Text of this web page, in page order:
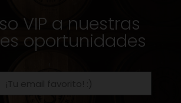
VIP a nuestras
oportunidades